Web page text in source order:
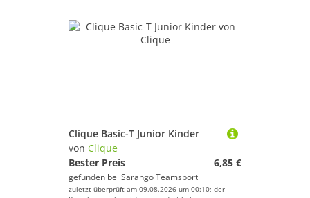
Clique Basic-T Junior Kinder
von Clique
Bester Preis
6,85 €
gefunden bei Sarango Teamsport
zuletzt überprüft am 09.08.2026 um 00:10; der